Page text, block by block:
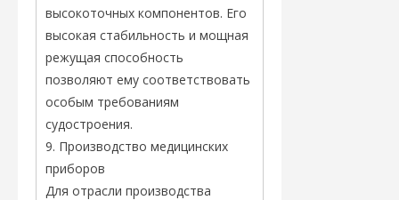
высокоточных компонентов. Его
высокая стабильность и мощная
режущая способность
позволяют ему соответствовать
особым требованиям
судостроения.
9. Производство медицинских
приборов
Для отрасли производства